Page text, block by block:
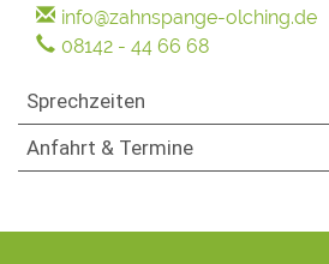
info@zahnspange-olching.de
08142 - 44 66 68
Sprechzeiten
Anfahrt & Termine